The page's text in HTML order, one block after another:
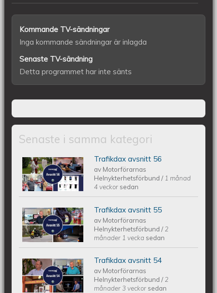
Kommande TV-sändningar
Inga kommande sändningar är inlagda
Senaste TV-sändning
Detta programmet har inte sänts
Senaste i samma kategori
Trafikdax - Avsnitt 56
Trafikdax avsnitt 56
av Motorförarnas
Helnykterhetsförbund/ 1 månad
4 veckor sedan
Trafikdax - Avsnitt 55
Trafikdax avsnitt 55
av Motorförarnas
Helnykterhetsförbund/ 2
månader 1 vecka sedan
Trafikdax avsnitt 54
Trafikdax avsnitt 54
av Motorförarnas
Helnykterhetsförbund/ 2
månader 3 veckor sedan